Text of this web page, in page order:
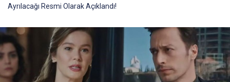
Ayrılacağı Resmi Olarak Açıklandı!